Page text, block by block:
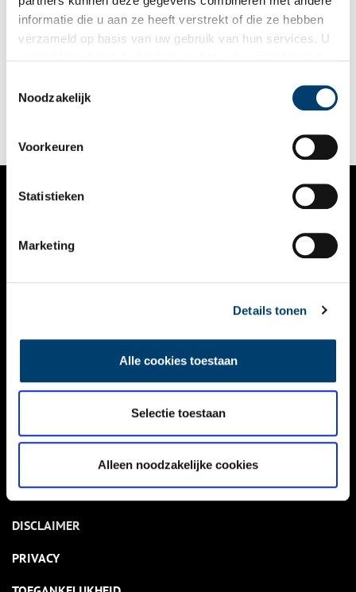
informatie die u aan ze heeft verstrekt of die ze hebben
verzameld op basis van uw gebruik van hun services. U
Noodzakelijk
Voorkeuren
Statistieken
Marketing
Details tonen
Alle cookies toestaan
Selectie toestaan
Alleen noodzakelijke cookies
Groothoffs vanille-ijs
Groothoffs ijskar was aan het begin van de vorige eeuw een
begrip in de omgeving van Schoorl, Camperduin en
strand.
NIEUWS
KALENDER
ACTIVITEITEN
NIEUWSBRIEF
DISCLAIMER
PRIVACY